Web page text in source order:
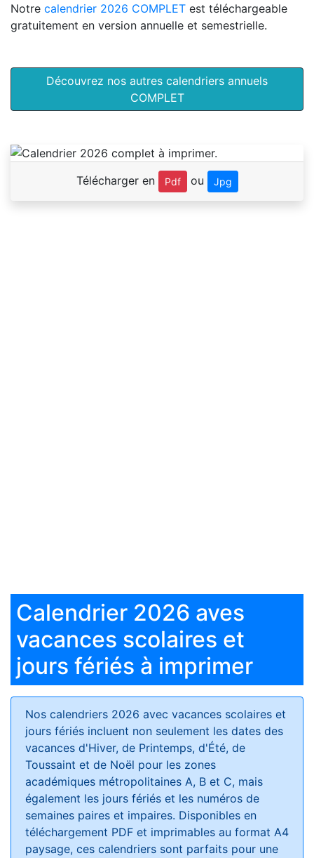
Notre calendrier 2026 COMPLET est téléchargeable
gratuitement en version annuelle et semestrielle.
Découvrez nos autres calendriers annuels
COMPLET
Télécharger en Pdf ou Jpg
Calendrier 2026 aves
vacances scolaires et
jours fériés à imprimer
Nos calendriers 2026 avec vacances scolaires et
jours fériés incluent non seulement les dates des
vacances d'Hiver, de Printemps, d'Été, de
Toussaint et de Noël pour les zones
académiques métropolitaines A, B et C, mais
également les jours fériés et les numéros de
semaines paires et impaires. Disponibles en
téléchargement PDF et imprimables au format A4
paysage, ces calendriers sont parfaits pour une